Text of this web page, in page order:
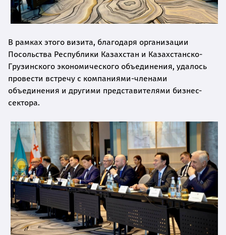
В рамках этого визита, благодаря организации
Посольства Республики Казахстан и Казахстанско-
Грузинского экономического объединения, удалось
провести встречу с компаниями-членами
объединения и другими представителями бизнес-
сектора.